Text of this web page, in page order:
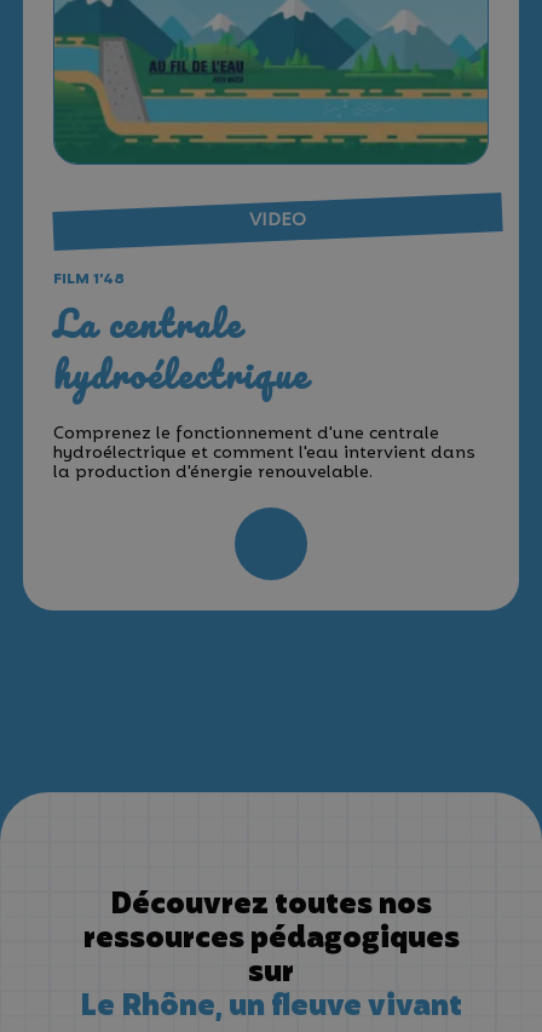
VIDEO
FILM 1’48
La centrale
hydroélectrique
Comprenez le fonctionnement d'une centrale
hydroélectrique et comment l'eau intervient dans
la production d'énergie renouvelable.
Découvrez toutes nos
ressources pédagogiques
sur
Le Rhône, un fleuve vivant